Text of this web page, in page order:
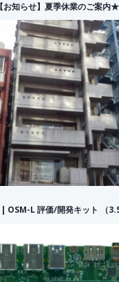
知らせ】夏季休業のご案内★
OSM-L 評価/開発キット （